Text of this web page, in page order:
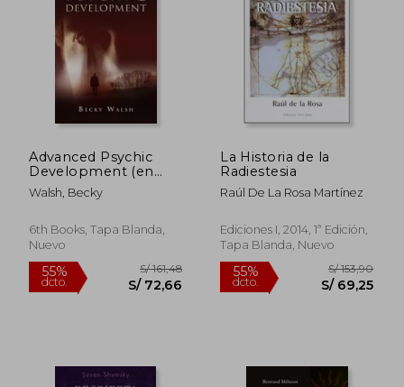
dcto. S/ 75,97 dcto.
Rápido
Advanced Psychic
Development (en
Inglés)
Walsh, Becky
6th Books, Tapa Blanda,
Nuevo
La Historia de la
Radiestesia
Raúl De La Rosa Martínez
Ediciones I, 2014, 1ª Edición,
Tapa Blanda, Nuevo